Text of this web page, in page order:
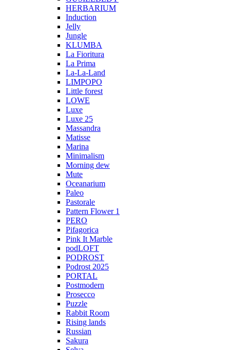
HERBARIUM
Induction
Jelly
Jungle
KLUMBA
La Fioritura
La Prima
La-La-Land
LIMPOPO
Little forest
LOWE
Luxe
Luxe 25
Massandra
Matisse
Marina
Minimalism
Morning dew
Mute
Oceanarium
Paleo
Pastorale
Pattern Flower 1
PERO
Pifagorica
Pink It Marble
podLOFT
PODROST
Podrost 2025
PORTAL
Postmodern
Prosecco
Puzzle
Rabbit Room
Rising lands
Russian
Sakura